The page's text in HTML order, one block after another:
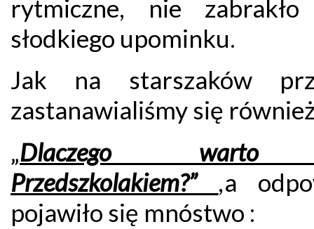
rytmiczne, nie
słodkiego upominku.
Jak na starszaków
zastanawialiśmy się
„Dlaczego warto
Przedszkolakiem?”
,a
pojawiło się mnóstwo :